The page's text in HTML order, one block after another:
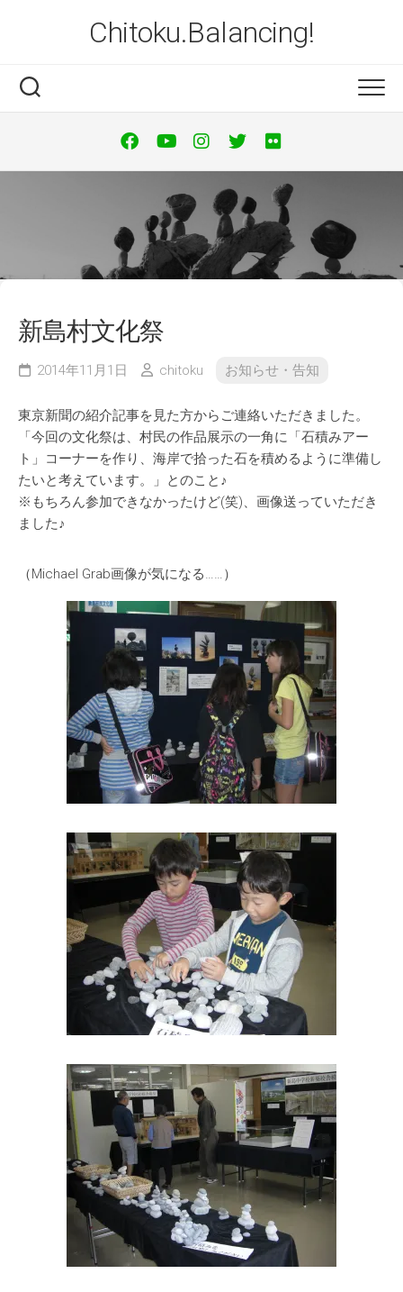
Chitoku.Balancing!
新島村文化祭
2014年11月1日 chitoku お知らせ・告知
東京新聞の紹介記事を見た方からご連絡いただきました。
「今回の文化祭は、村民の作品展示の一角に「石積みアー
ト」コーナーを作り、海岸で拾った石を積めるように準備し
たいと考えています。」とのこと♪
※もちろん参加できなかったけど(笑)、画像送っていただき
ました♪
（Michael Grab画像が気になる……）